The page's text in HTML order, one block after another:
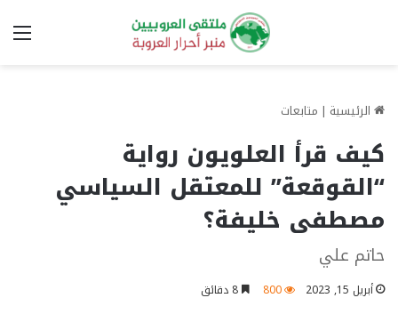
الرئيسية | متابعات
كيف قرأ العلويون رواية
“القوقعة” للمعتقل السياسي
مصطفى خليفة؟
حاتم علي
أبريل 15, 2023 800